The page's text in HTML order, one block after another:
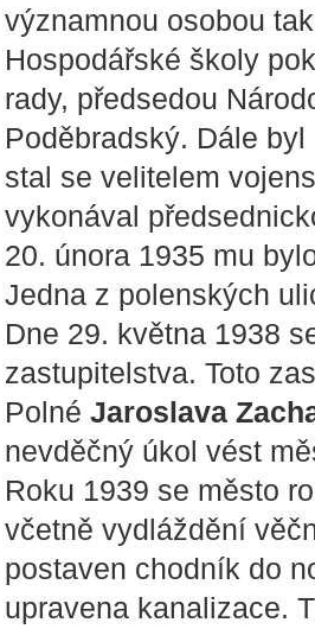
významnou osobou
Hospodářské školy
rady, předsedou
Poděbradský. Dále
stal se velitelem
vykonával
20. února 1935 mu
Jedna z polenských
Dne 29. května 1938
zastupitelstva. Toto
Polné Jaroslava
nevděčný úkol vést
Roku 1939 se město
včetně vydláždění
postaven chodník do
upravena kanalizace.